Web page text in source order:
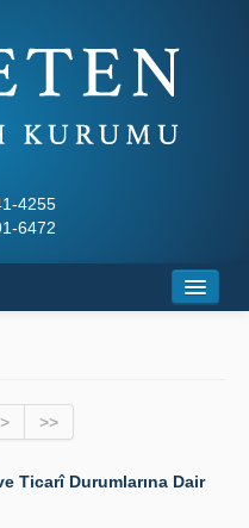
4255
6472
> >>
Ticarî Durumlarına Dair